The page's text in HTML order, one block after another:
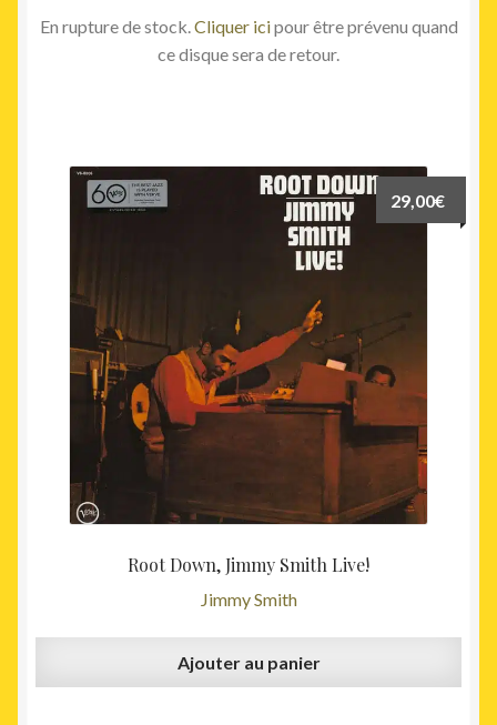
En rupture de stock.Cliquer icipour être prévenu quand
ce disque sera de retour.
Root Down, Jimmy Smith Live!
Jimmy Smith
29,00€
Ajouter au panier